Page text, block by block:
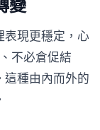
變
表現更穩定，心
不必倉促結
這種由內而外的